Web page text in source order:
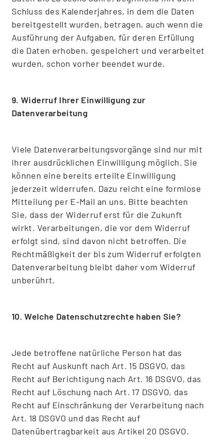
Schluss des Kalenderjahres, in dem die Daten
bereitgestellt wurden, betragen, auch wenn die
Ausführung der Aufgaben, für deren Erfüllung
die Daten erhoben, gespeichert und verarbeitet
wurden, schon vorher beendet wurde.
9. Widerruf Ihrer Einwilligung zur
Datenverarbeitung
Viele Datenverarbeitungsvorgänge sind nur mit
Ihrer ausdrücklichen Einwilligung möglich. Sie
können eine bereits erteilte Einwilligung
jederzeit widerrufen. Dazu reicht eine formlose
Mitteilung per E-Mail an uns. Bitte beachten
Sie, dass der Widerruf erst für die Zukunft
wirkt. Verarbeitungen, die vor dem Widerruf
erfolgt sind, sind davon nicht betroffen. Die
Rechtmäßigkeit der bis zum Widerruf erfolgten
Datenverarbeitung bleibt daher vom Widerruf
unberührt.
10. Welche Datenschutzrechte haben Sie?
Jede betroffene natürliche Person hat das
Recht auf Auskunft nach Art. 15 DSGVO, das
Recht auf Berichtigung nach Art. 16 DSGVO, das
Recht auf Löschung nach Art. 17 DSGVO, das
Recht auf Einschränkung der Verarbeitung nach
Art. 18 DSGVO und das Recht auf
Datenübertragbarkeit aus Artikel 20 DSGVO.